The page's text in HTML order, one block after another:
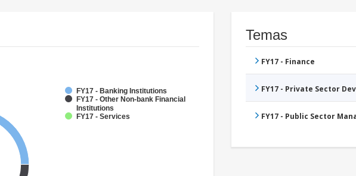
FY17 - Banking Institutions
FY17 - Other Non-bank Financial
Institutions
FY17 - Services
Temas
FY17 - Finance
FY17 - Private Sector
FY17 - Public Sector